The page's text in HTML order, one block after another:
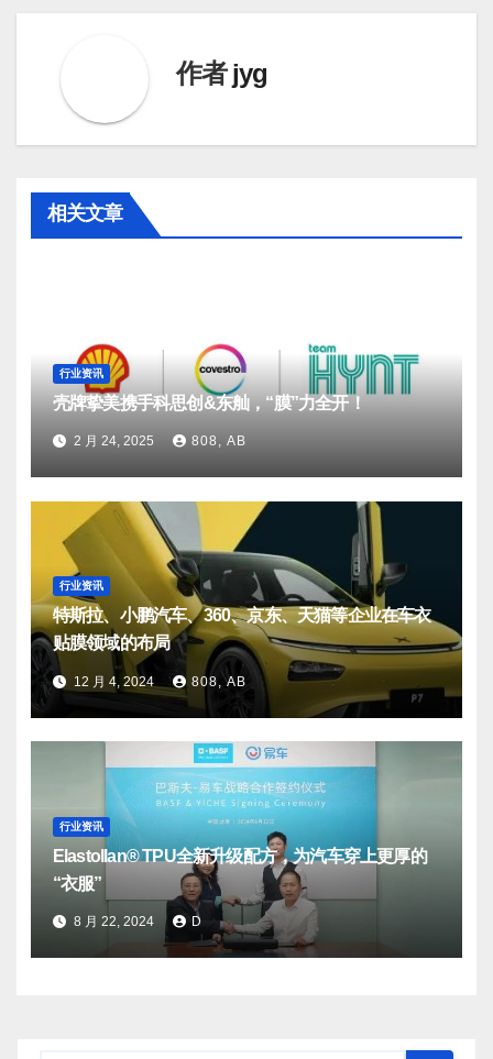
作者jyg
相关文章
行业资讯
壳牌挚美携手科思创&东舢，“膜”力全开！
2 月 24, 2025 808, AB
行业资讯
特斯拉、小鹏汽车、360、京东、天猫等企业在车衣
贴膜领域的布局
12 月 4, 2024 808, AB
行业资讯
Elastollan® TPU全新升级配方，为汽车穿上更厚的
“衣服”
8 月 22, 2024 D